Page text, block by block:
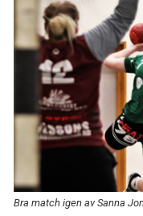
DOKUMENT
KONTAKT
LIVESÄNDNING
TABELL
Bra match igen av Sanna